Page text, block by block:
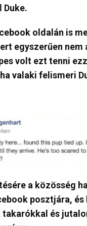
Duke.
oldalán is
egyszerűen nem
volt ezt tenni
valaki felismeri
a közösség
posztjára, és
és